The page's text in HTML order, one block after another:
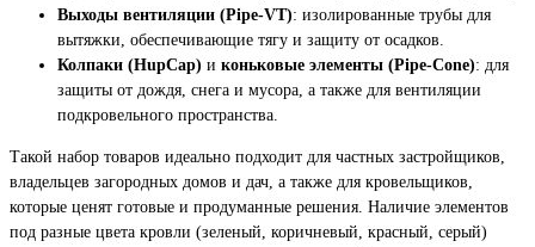
Выходы вентиляции (Pipe-VT): изолированные трубы для
вытяжки, обеспечивающие тягу и защиту от осадков.
Колпаки (HupCap) и коньковые элементы (Pipe-Cone): для
защиты от дождя, снега и мусора, а также для вентиляции
подкровельного пространства.
Такой набор товаров идеально подходит для частных застройщиков,
владельцев загородных домов и дач, а также для кровельщиков,
которые ценят готовые и продуманные решения. Наличие элементов
под разные цвета кровли (зеленый, коричневый, красный, серый)